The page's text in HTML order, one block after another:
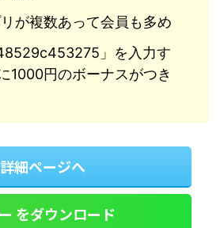
が複数あって会員も多め
」を入力す
1000円のボーナスがつき
詳細ページへ
をダウンロード